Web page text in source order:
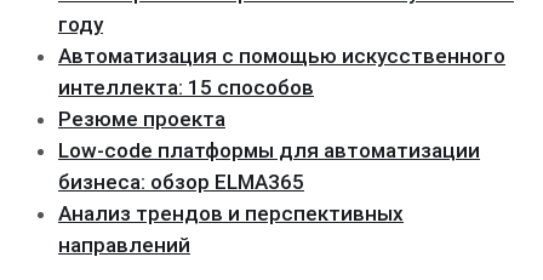
году
Автоматизация с помощью искусственного
интеллекта: 15 способов
Резюме проекта
Low-code платформы для автоматизации
бизнеса: обзор ELMA365
Анализ трендов и перспективных
направлений